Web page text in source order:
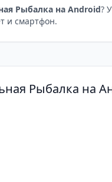
симулятор
и рыболовное
Рыбалка на Android?
и смартфон.
Рыбалка на